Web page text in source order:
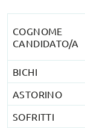
COGNOME
CANDIDATO/A
BICHI
ASTORINO
SOFRITTI